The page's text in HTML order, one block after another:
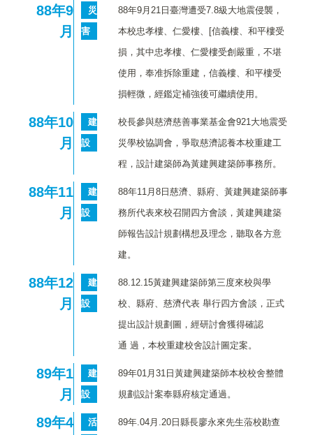
88年9
月
災
害
88年9月21日臺灣遭受7.8級大地震侵襲，
本校忠孝樓、仁愛樓、[信義樓、和平樓受
損，其中忠孝樓、仁愛樓受創嚴重，不堪
使用，奉准拆除重建，信義樓、和平樓受
損輕微，經鑑定補強後可繼續使用。
88年10
月
建
設
校長參與慈濟慈善事業基金會921大地震受
災學校協調會，爭取慈濟認養本校重建工
程，設計建築師為黃建興建築師事務所。
88年11
月
建
設
88年11月8日慈濟、縣府、黃建興建築師事
務所代表來校召開四方會談，黃建興建築
師報告設計規劃構想及理念，聽取各方意
建。
88年12
月
建
設
88.12.15黃建興建築師第三度來校與學
校、縣府、慈濟代表 舉行四方會談，正式
提出設計規劃圖，經研討會獲得確認
通 過，本校重建校舍設計圖定案。
89年1
月
建
設
89年01月31日黃建興建築師本校校舍整體
規劃設計案奉縣府核定通過。
89年4
活
89年.04月.20日縣長廖永來先生蒞校勘查